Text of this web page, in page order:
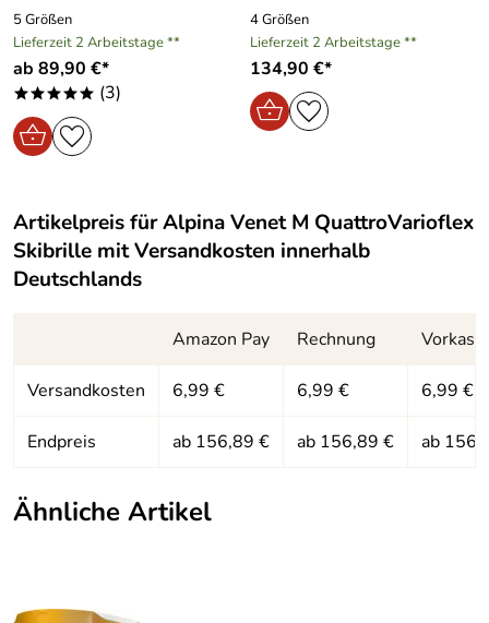
Hersteller: Alpina Sport + Optik-Vertriebs-GmbH,
Hirschbergstrasse 8-10, 85254 Sulzemoos, info@alpina-
sports.de
5 Größen
Lieferzeit 2 Arbeitstage **
ab 89,90 €*
***** (3)
4 Größen
Lieferzeit 2 Arbeitstage **
134,90 €*
Artikelpreis fürAlpina Venet M QuattroVarioflex
Skibrille mit Versandkosten innerhalb
Deutschlands
Amazon Pay Rechnung
Versandkosten 6,99 € 6,99 € 6,99 €
Endpreis ab 156,89 € ab 156,89 € ab
Ähnliche Artikel